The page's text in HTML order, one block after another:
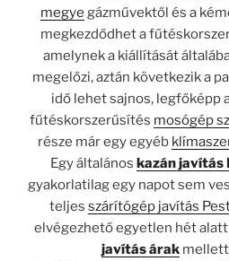
megye gázművektől és a
megkezdődhet a
amelynek a kiállítását
megelőzi, aztán következik a
idő lehet sajnos, legfőképp
fűtéskorszerűsítés mosógép
része már egy egyéb
Egy általános kazán javítás
gyakorlatilag egy napot sem
teljes szárítógép javítás
elvégezhető egyetlen hét
javítás árak